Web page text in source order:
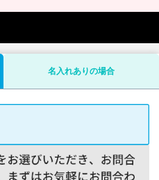
名入れありの場合